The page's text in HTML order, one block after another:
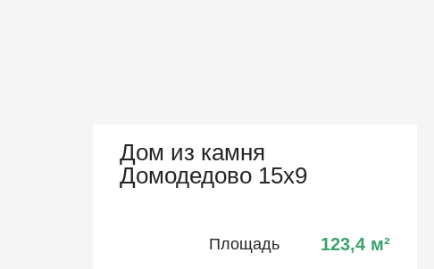
Дом из камня
Домодедово 15х9
Площадь 123,4 м²